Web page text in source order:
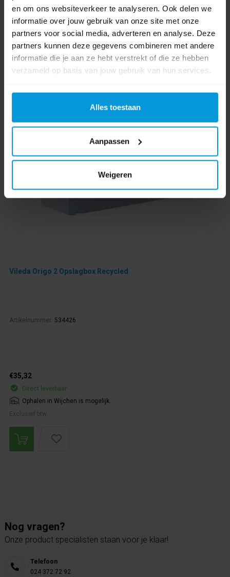
en om ons websiteverkeer te analyseren. Ook delen we
informatie over jouw gebruik van onze site met onze
partners voor social media, adverteren en analyse. Deze
partners kunnen deze gegevens combineren met andere
informatie die je aan ze hebt verstrekt of die ze hebben
verzameld op basis van jouw gebruik van hun services.
Alles toestaan
Aanpassen
Weigeren
Vileda Origo 2 Opslagbox Recycled
Artikelnummer: 534426
€35,32
Direct leverbaar
Ophalen in Wijchen is mogelijk.
Exclusief btw.
Nog vragen?
Onze product specialisten staan voor je klaar!
Telefoon
024 372 72 92